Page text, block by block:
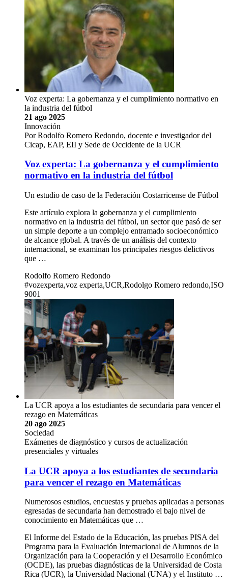
Voz experta: La gobernanza y el cumplimiento normativo en
la industria del fútbol
21 ago 2025
Innovación
Por Rodolfo Romero Redondo, docente e investigador del
Cicap, EAP, EII y Sede de Occidente de la UCR
Voz experta: La gobernanza y el cumplimiento
normativo en la industria del fútbol
Un estudio de caso de la Federación Costarricense de Fútbol
Este artículo explora la gobernanza y el cumplimiento
normativo en la industria del fútbol, un sector que pasó de ser
un simple deporte a un complejo entramado socioeconómico
de alcance global. A través de un análisis del contexto
internacional, se examinan los principales riesgos delictivos
que …
Rodolfo Romero Redondo
#vozexperta,voz experta,UCR,Rodolgo Romero redondo,ISO
9001
La UCR apoya a los estudiantes de secundaria para vencer el
rezago en Matemáticas
20 ago 2025
Sociedad
Exámenes de diagnóstico y cursos de actualización
presenciales y virtuales
La UCR apoya a los estudiantes de secundaria
para vencer el rezago en Matemáticas
Numerosos estudios, encuestas y pruebas aplicadas a personas
egresadas de secundaria han demostrado el bajo nivel de
conocimiento en Matemáticas que …
El Informe del Estado de la Educación, las pruebas PISA del
Programa para la Evaluación Internacional de Alumnos de la
Organización para la Cooperación y el Desarrollo Económico
(OCDE), las pruebas diagnósticas de la Universidad de Costa
Rica (UCR), la Universidad Nacional (UNA) y el Instituto …